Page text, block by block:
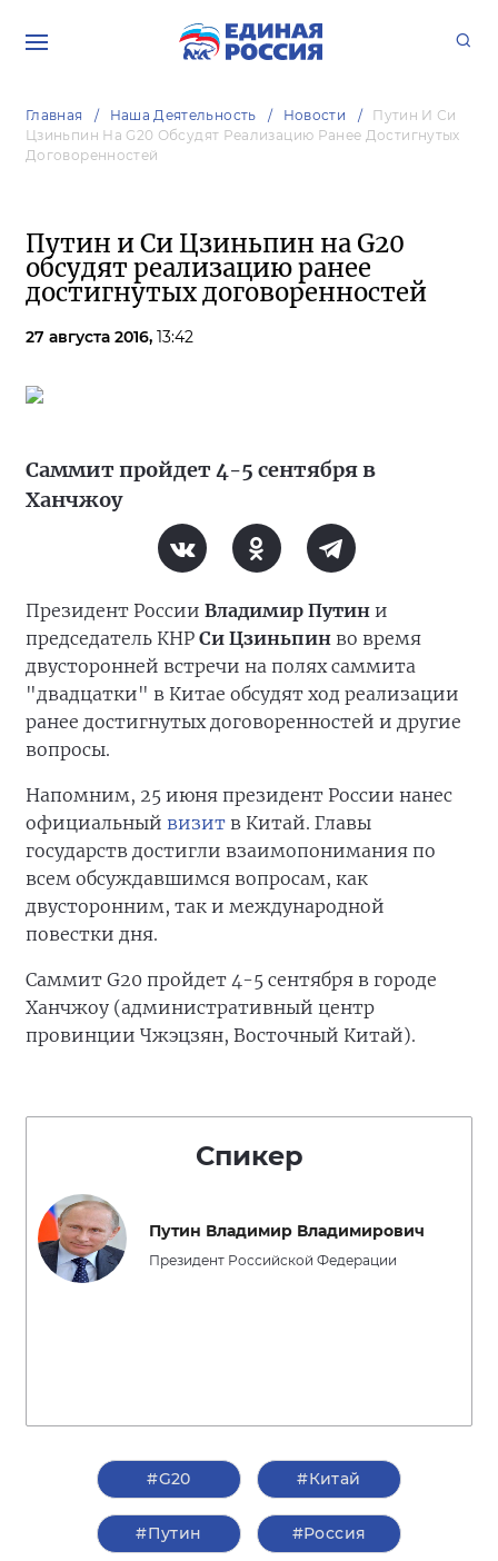
Главная Наша Деятельность Новости
Путин И Си
Цзиньпин На G20 Обсудят Реализацию Ранее Достигнутых
Договоренностей
Путин и Си Цзиньпин на G20
обсудят реализацию ранее
достигнутых договоренностей
27 августа 2016, 13:42
Саммит пройдет 4-5 сентября в
Ханчжоу
Президент России Владимир Путин и
председатель КНР Си Цзиньпин во время
двусторонней встречи на полях саммита
"двадцатки" в Китае обсудят ход реализации
ранее достигнутых договоренностей и другие
вопросы.
Напомним, 25 июня президент России нанес
официальный визит в Китай. Главы
государств достигли взаимопонимания по
всем обсуждавшимся вопросам, как
двусторонним, так и международной
повестки дня.
Саммит G20 пройдет 4-5 сентября в городе
Ханчжоу (административный центр
провинции Чжэцзян, Восточный Китай).
Спикер
Путин Владимир Владимирович
Президент Российской Федерации
#G20 #Китай
#Путин #Россия